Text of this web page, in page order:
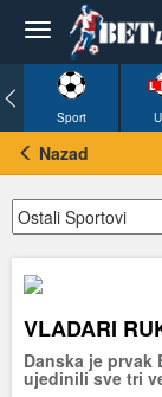
Sport
Nazad
VLADARI
Danska je prvak
ujedinili sve tri